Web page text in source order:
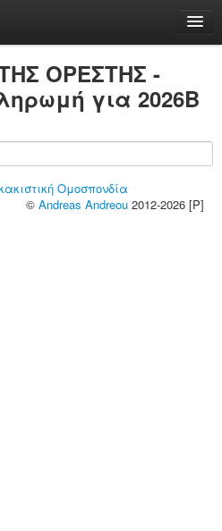
ΟΡΕΣΤΗΣ -
για 2026B
Ομοσπονδία
© Andreas Andreou 2012-2026 [P]